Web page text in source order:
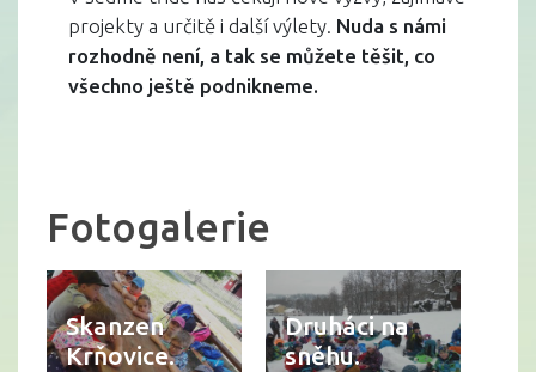
projekty a určitě i další výlety. Nuda s námi
rozhodně není, a tak se můžete těšit, co
všechno ještě podnikneme.
Fotogalerie
Skanzen
Krňovice.
Druháci na
sněhu.